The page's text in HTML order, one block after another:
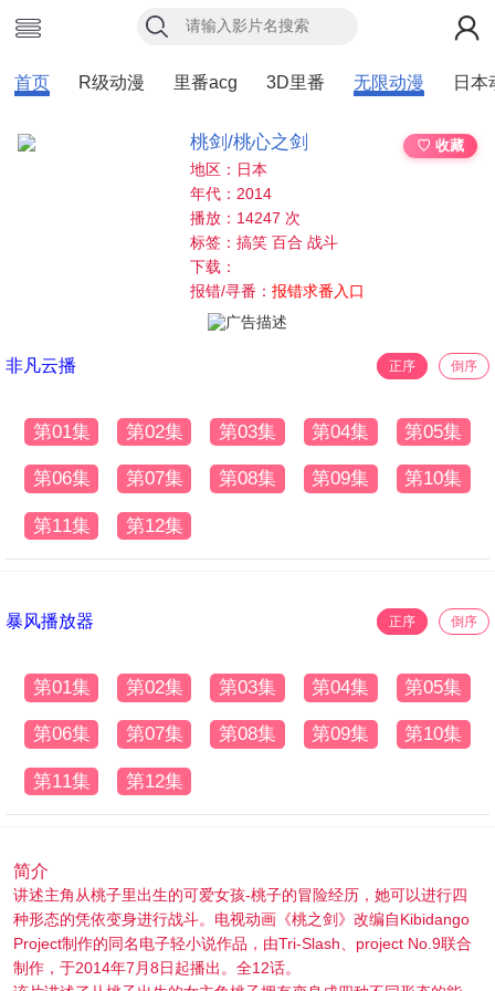
首页 R级动漫 里番acg 3D里番 无限动漫 日本
桃剑/桃心之剑
♡ 收藏
地区：日本
年代：2014
播放：14247 次
标签：搞笑 百合 战斗
下载：
报错/寻番：报错求番入口
非凡云播 正序 倒序
第01集 第02集 第03集 第04集 第05集
第06集 第07集 第08集 第09集 第10集
第11集 第12集
暴风播放器 正序 倒序
第01集 第02集 第03集 第04集 第05集
第06集 第07集 第08集 第09集 第10集
第11集 第12集
简介
讲述主角从桃子里出生的可爱女孩-桃子的冒险经历，她可以进行四
种形态的凭依变身进行战斗。电视动画《桃之剑》改编自Kibidango
Project制作的同名电子轻小说作品，由Tri-Slash、project No.9联合
制作，于2014年7月8日起播出。全12话。